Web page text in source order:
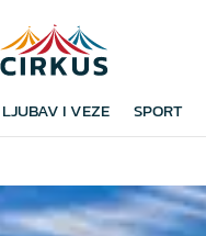
LJUBAV I VEZE SPORT